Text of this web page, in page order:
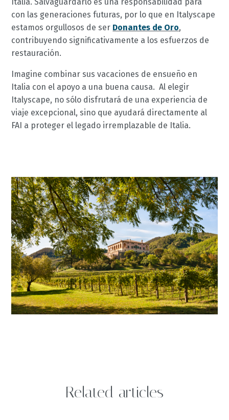
con las generaciones futuras, por lo que en Italyscape
estamos orgullosos de ser Donantes de Oro,
contribuyendo significativamente a los esfuerzos de
restauración.
Imagine combinar sus vacaciones de ensueño en
Italia con el apoyo a una buena causa. Al elegir
Italyscape, no sólo disfrutará de una experiencia de
viaje excepcional, sino que ayudará directamente al
FAI a proteger el legado irremplazable de Italia.
Related articles